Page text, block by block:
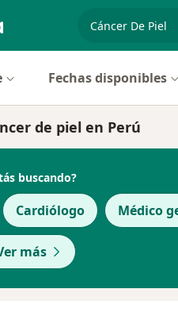
especialidad,
Fechas disponibles
de piel en Perú
buscando?
Cardiólogo Médico
más